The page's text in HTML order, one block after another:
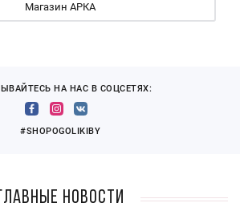
Магазин АРКА
НА НАС В СОЦСЕТЯХ:
#SHOPOGOLIKIBY
новости